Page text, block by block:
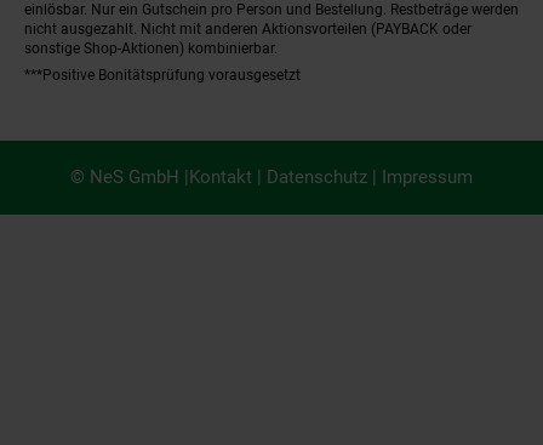
einlösbar. Nur ein Gutschein pro Person und Bestellung. Restbeträge werden
nicht ausgezahlt. Nicht mit anderen Aktionsvorteilen (PAYBACK oder
sonstige Shop-Aktionen) kombinierbar.
***Positive Bonitätsprüfung vorausgesetzt
© NeS GmbH |Kontakt | Datenschutz | Impressum